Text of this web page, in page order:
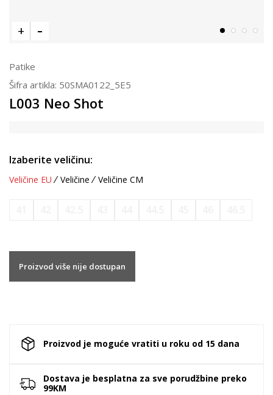
Patike
Šifra artikla: 50SMA0122_5E5
L003 Neo Shot
Izaberite veličinu:
Veličine EU Veličine Veličine CM
Proizvod više nije dostupan
Proizvod je moguće vratiti u roku od 15 dana
Dostava je besplatna za sve porudžbine preko
99KM